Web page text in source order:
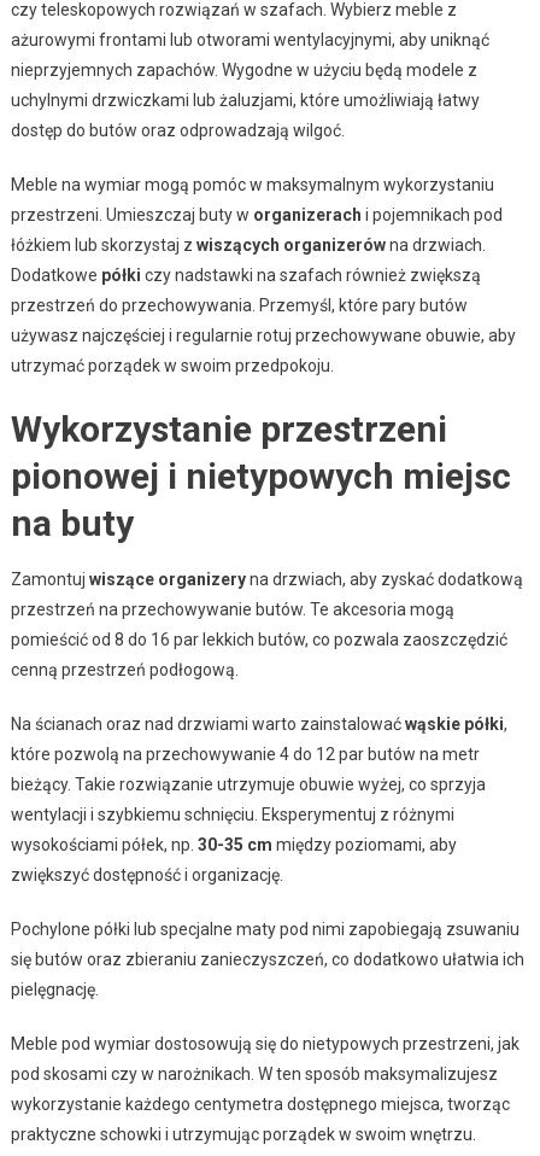
czy teleskopowych rozwiązań w szafach. Wybierz meble z
ażurowymi frontami lub otworami wentylacyjnymi, aby uniknąć
nieprzyjemnych zapachów. Wygodne w użyciu będą modele z
uchylnymi drzwiczkami lub żaluzjami, które umożliwiają łatwy
dostęp do butów oraz odprowadzają wilgoć.
Meble na wymiar mogą pomóc w maksymalnym wykorzystaniu
przestrzeni. Umieszczaj buty w organizerach i pojemnikach pod
łóżkiem lub skorzystaj z wiszących organizerówna drzwiach.
Dodatkowe półki czy nadstawki na szafach również zwiększą
przestrzeń do przechowywania. Przemyśl, które pary butów
używasz najczęściej i regularnie rotuj przechowywane obuwie, aby
utrzymać porządek w swoim przedpokoju.
Wykorzystanie przestrzeni
pionowej i nietypowych miejsc
na buty
Zamontuj wiszące organizeryna drzwiach, aby zyskać dodatkową
przestrzeń na przechowywanie butów. Te akcesoria mogą
pomieścić od 8 do 16 par lekkich butów, co pozwala zaoszczędzić
cenną przestrzeń podłogową.
Na ścianach oraz nad drzwiami warto zainstalowaćwąskie półki,
które pozwolą na przechowywanie 4 do 12 par butów na metr
bieżący. Takie rozwiązanie utrzymuje obuwie wyżej, co sprzyja
wentylacji i szybkiemu schnięciu. Eksperymentuj z różnymi
wysokościami półek, np. 30-35 cm między poziomami, aby
zwiększyć dostępność i organizację.
Pochylone półki lub specjalne maty pod nimi zapobiegają zsuwaniu
się butów oraz zbieraniu zanieczyszczeń, co dodatkowo ułatwia ich
pielęgnację.
Meble pod wymiar dostosowują się do nietypowych przestrzeni, jak
pod skosami czy w narożnikach. W ten sposób maksymalizujesz
wykorzystanie każdego centymetra dostępnego miejsca, tworząc
praktyczne schowki i utrzymując porządek w swoim wnętrzu.